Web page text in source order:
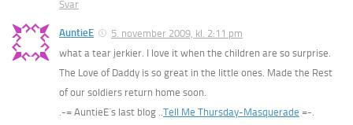
Svar
AuntieE
5. november 2009, kl. 2:11 pm
what a tear jerkier. I love it when the children are so surprise.
The Love of Daddy is so great in the little ones. Made the Rest
of our soldiers return home soon.
.-= AuntieE´s last blog ..Tell Me Thursday-Masquerade =-.